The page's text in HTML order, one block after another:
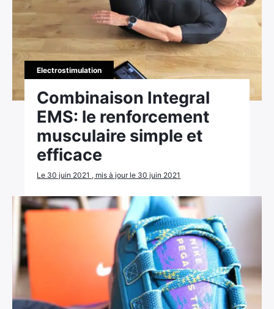
Electrostimulation
Combinaison Integral
EMS: le renforcement
musculaire simple et
efficace
Le 30 juin 2021 , mis à jour le 30 juin 2021
×